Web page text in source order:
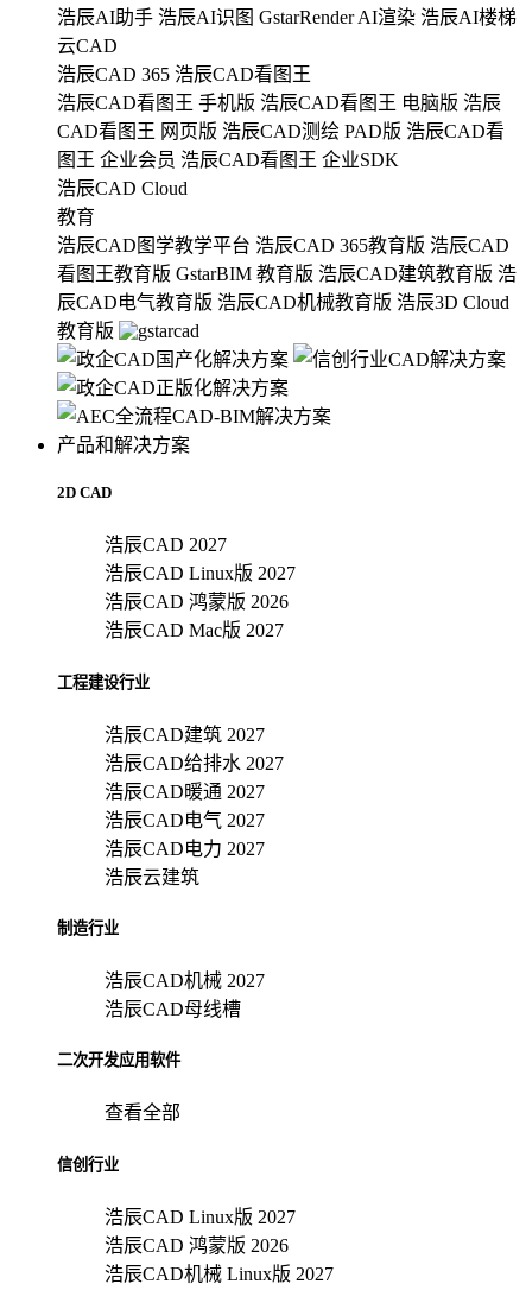
浩辰AI助手 浩辰AI识图 GstarRender AI渲染 浩辰AI楼梯
云CAD
浩辰CAD 365 浩辰CAD看图王
浩辰CAD看图王 手机版 浩辰CAD看图王 电脑版 浩辰
CAD看图王 网页版 浩辰CAD测绘 PAD版 浩辰CAD看
图王 企业会员 浩辰CAD看图王 企业SDK
浩辰CAD Cloud
教育
浩辰CAD图学教学平台 浩辰CAD 365教育版 浩辰CAD
看图王教育版 GstarBIM 教育版 浩辰CAD建筑教育版 浩
辰CAD电气教育版 浩辰CAD机械教育版 浩辰3D Cloud
教育版
产品和解决方案
2D CAD
浩辰CAD 2027
浩辰CAD Linux版 2027
浩辰CAD 鸿蒙版 2026
浩辰CAD Mac版 2027
工程建设行业
浩辰CAD建筑 2027
浩辰CAD给排水 2027
浩辰CAD暖通 2027
浩辰CAD电气 2027
浩辰CAD电力 2027
浩辰云建筑
制造行业
浩辰CAD机械 2027
浩辰CAD母线槽
二次开发应用软件
查看全部
信创行业
浩辰CAD Linux版 2027
浩辰CAD 鸿蒙版 2026
浩辰CAD机械 Linux版 2027